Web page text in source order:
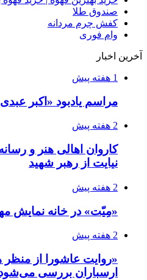
صندوق طلا
کفش چرم مردانه
وام فوری
آخرین اخبار
1 هفته پیش
مراسم یادبود «اکبر
2 هفته پیش
کاروان اهالی هنر و
نیایت از رهبر شهید
2 هفته پیش
«مِیّت» در خانه نمایش
2 هفته پیش
«روایت عاشورا از منظر
ارسباران بررسی